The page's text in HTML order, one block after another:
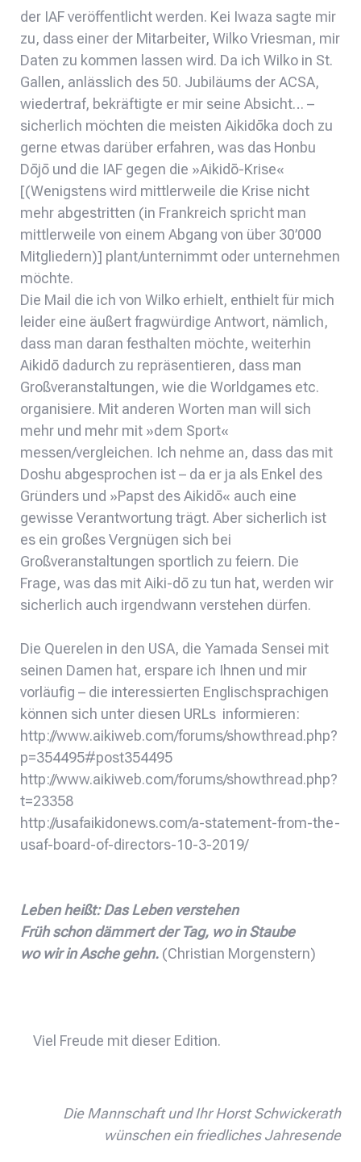
der IAF veröffentlicht werden. Kei Iwaza sagte mir
zu, dass einer der Mitarbeiter, Wilko Vriesman, mir
Daten zu kommen lassen wird. Da ich Wilko in St.
Gallen, anlässlich des 50. Jubiläums der ACSA,
wiedertraf, bekräftigte er mir seine Absicht… –
sicherlich möchten die meisten Aikidōka doch zu
gerne etwas darüber erfahren, was das Honbu
Dōjō und die IAF gegen die »Aikidō-Krise«
[(Wenigstens wird mittlerweile die Krise nicht
mehr abgestritten (in Frankreich spricht man
mittlerweile von einem Abgang von über 30’000
Mitgliedern)] plant/unternimmt oder unternehmen
möchte.
Die Mail die ich von Wilko erhielt, enthielt für mich
leider eine äußert fragwürdige Antwort, nämlich,
dass man daran festhalten möchte, weiterhin
Aikidō dadurch zu repräsentieren, dass man
Großveranstaltungen, wie die Worldgames etc.
organisiere. Mit anderen Worten man will sich
mehr und mehr mit »dem Sport«
messen/vergleichen. Ich nehme an, dass das mit
Doshu abgesprochen ist – da er ja als Enkel des
Gründers und »Papst des Aikidō« auch eine
gewisse Verantwortung trägt. Aber sicherlich ist
es ein großes Vergnügen sich bei
Großveranstaltungen sportlich zu feiern. Die
Frage, was das mit Aiki-dō zu tun hat, werden wir
sicherlich auch irgendwann verstehen dürfen.
Die Querelen in den USA, die Yamada Sensei mit
seinen Damen hat, erspare ich Ihnen und mir
vorläufig – die interessierten Englischsprachigen
können sich unter diesen URLs informieren:
http://www.aikiweb.com/forums/showthread.php?
p=354495#post354495
http://www.aikiweb.com/forums/showthread.php?
t=23358
http://usafaikidonews.com/a-statement-from-the-
usaf-board-of-directors-10-3-2019/
Leben heißt: Das Leben verstehen
Früh schon dämmert der Tag, wo in Staube
wo wir in Asche gehn. (Christian Morgenstern)
Viel Freude mit dieser Edition.
Die Mannschaft und Ihr Horst Schwickerath
wünschen ein friedliches Jahresende